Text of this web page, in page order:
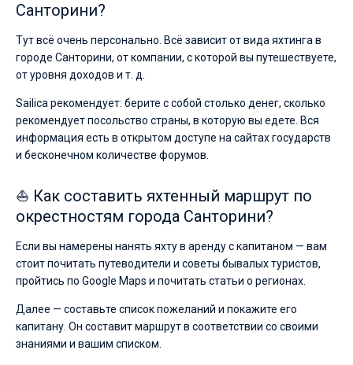
Санторини?
Тут всё очень персонально. Всё зависит от вида яхтинга в
городе Санторини, от компании, с которой вы путешествуете,
от уровня доходов и т. д.
Sailica рекомендует: берите с собой столько денег, сколько
рекомендует посольство страны, в которую вы едете. Вся
информация есть в открытом доступе на сайтах государств
и бесконечном количестве форумов.
⛵ Как составить яхтенный маршрут по
окрестностям города Санторини?
Если вы намерены нанять яхту в аренду с капитаном — вам
стоит почитать путеводители и советы бывалых туристов,
пройтись по Google Maps и почитать статьи о регионах.
Далее — составьте список пожеланий и покажите его
капитану. Он составит маршрут в соответствии со своими
знаниями и вашим списком.